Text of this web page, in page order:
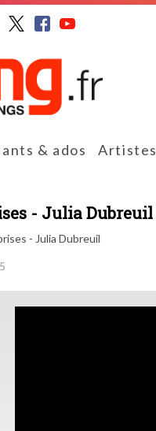
& ados Artistes
- Julia Dubreuil
- Julia Dubreuil